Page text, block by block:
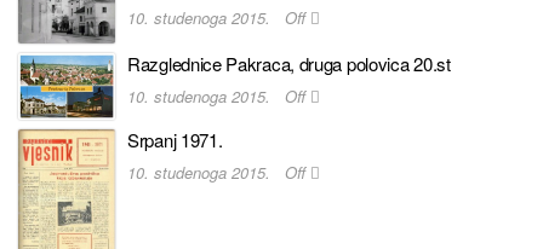
10. studenoga 2015. Off
Razglednice Pakraca, druga polovica 20.st
10. studenoga 2015. Off
Srpanj 1971.
10. studenoga 2015. Off